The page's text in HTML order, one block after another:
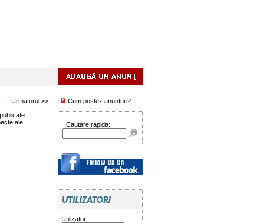
Urmatorul >>
ale
Cum postez anunturi?
Cautare rapida:
Utilizator